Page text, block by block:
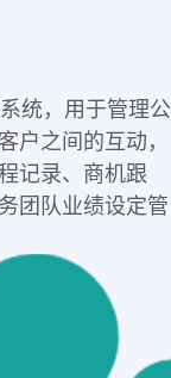
统，用于管理公
户之间的互动，
记录、商机跟
团队业绩设定管